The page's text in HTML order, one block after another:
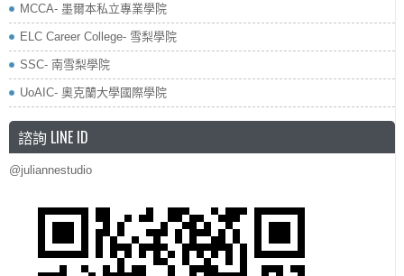
MCCA- 墨爾本私立專業學院
ELC Career College- 雪梨學院
SSC- 南雪梨學院
UoAIC- 奧克蘭大學國際學院
諮詢 LINE ID
@juliannestudio